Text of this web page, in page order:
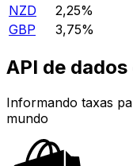
NZD
2,25%
GBP
3,75%
API de
Informando taxas
mundo